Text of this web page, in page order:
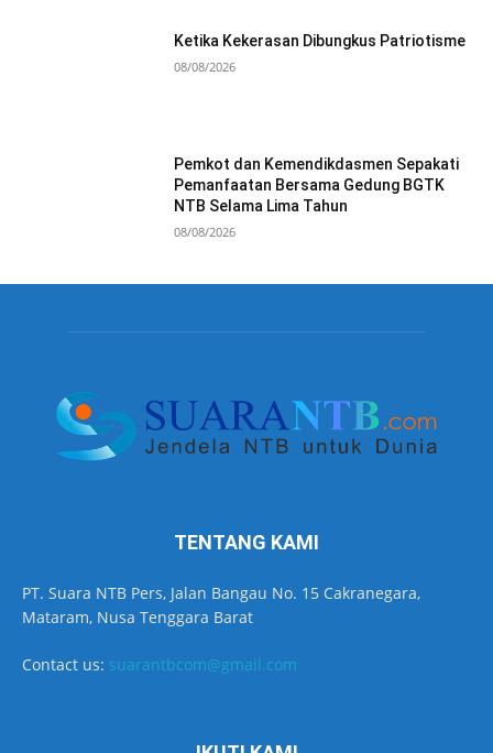
Ketika Kekerasan Dibungkus Patriotisme
08/08/2026
Pemkot dan Kemendikdasmen Sepakati
Pemanfaatan Bersama Gedung BGTK
NTB Selama Lima Tahun
08/08/2026
TENTANG KAMI
PT. Suara NTB Pers, Jalan Bangau No. 15 Cakranegara,
Mataram, Nusa Tenggara Barat
Contact us: suarantbcom@gmail.com